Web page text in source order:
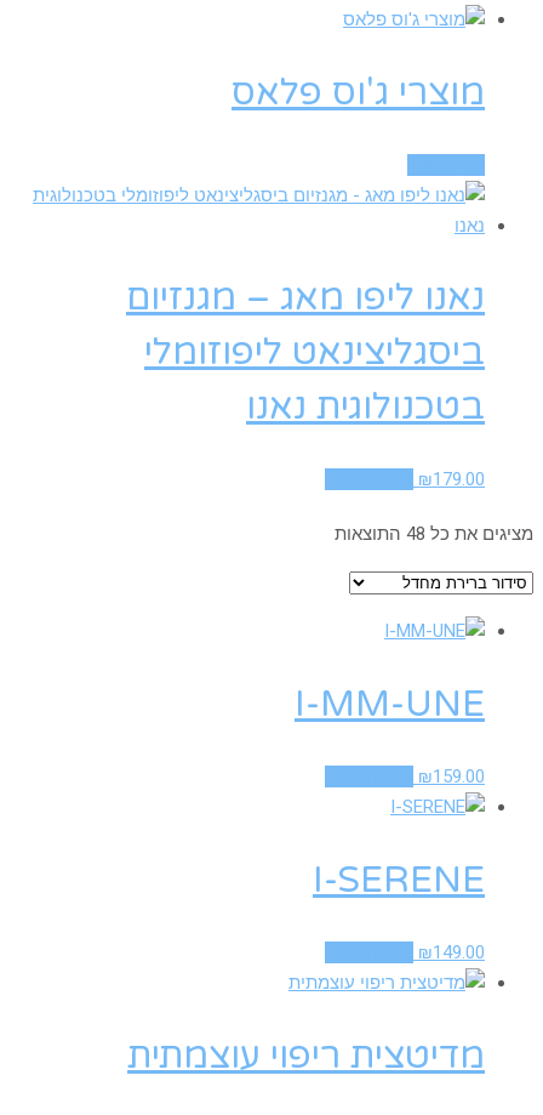
מוצרי ג'וס פלאס
נאנו ליפו מאג – מגנזיום
ביסגליצינאט ליפוזומלי
בטכנולוגית נאנו
₪179.00
מציגים את כל ⁦48⁩ התוצאות
I-MM-UNE
₪159.00
I-SERENE
₪149.00
מדיטצית ריפוי עוצמתית